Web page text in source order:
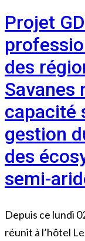
Projet
des
Savanes
capacité
gestion
des
semi-
Depuis ce lundi
réunit à l’hôtel